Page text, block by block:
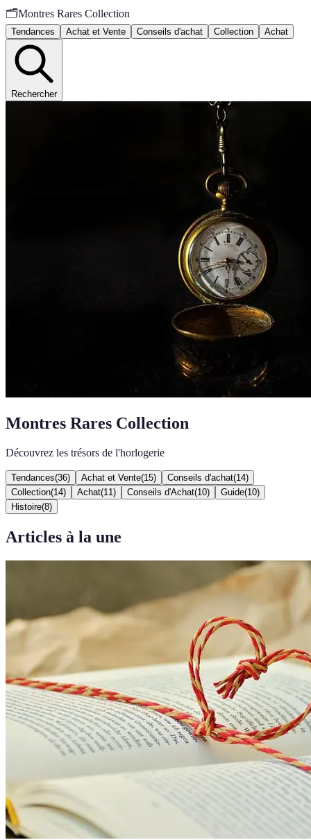
🗂️Montres Rares Collection
Tendances Achat et Vente Conseils d'achat Collection Achat
Rechercher
Montres Rares Collection
Découvrez les trésors de l'horlogerie
Tendances(36) Achat et Vente(15) Conseils d'achat(14)
Collection(14) Achat(11 ) Conseils d'Achat(10) Guide(10)
Histoire(8)
Articles à la une